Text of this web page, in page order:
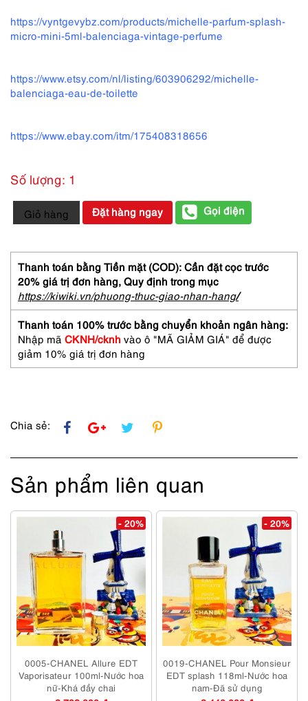
https://vyntgevybz.com/products/michelle-parfum-splash-
micro-mini-5ml-balenciaga-vintage-perfume
https://www.etsy.com/nl/listing/603906292/michelle-
balenciaga-eau-de-toilette
https://www.ebay.com/itm/175408318656
Số lượng: 1
3197-
BALENCIAGA
EDT
splash
perfume
5ml-
Nước
hoa
nữ-
Khá
đầy
Giỏ hàng Đặt hàng ngay Gọi điện
Thanh toán bằng Tiền mặt (COD): Cần đặt cọc trước
20% giá trị đơn hàng, Quy định trong mục
https://kiwiki.vn/phuong-thuc-giao-nhan-hang/
Thanh toán 100% trước bằng chuyển khoản ngân hàng:
Nhập mã CKNH/cknh vào ô "MÃ GIẢM GIÁ" để được
giảm 10% giá trị đơn hàng
Chia sẻ:
Sản phẩm liên quan
- 20%
0005-CHANEL Allure EDT
Vaporisateur 100ml-Nước hoa
nữ-Khá đầy chai
- 20%
0019-CHANEL Pour Monsieur
EDT splash 118ml-Nước hoa
nam-Đã sử dụng